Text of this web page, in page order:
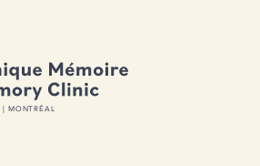
| MONTRÉAL
M C
ACTUALITÉS